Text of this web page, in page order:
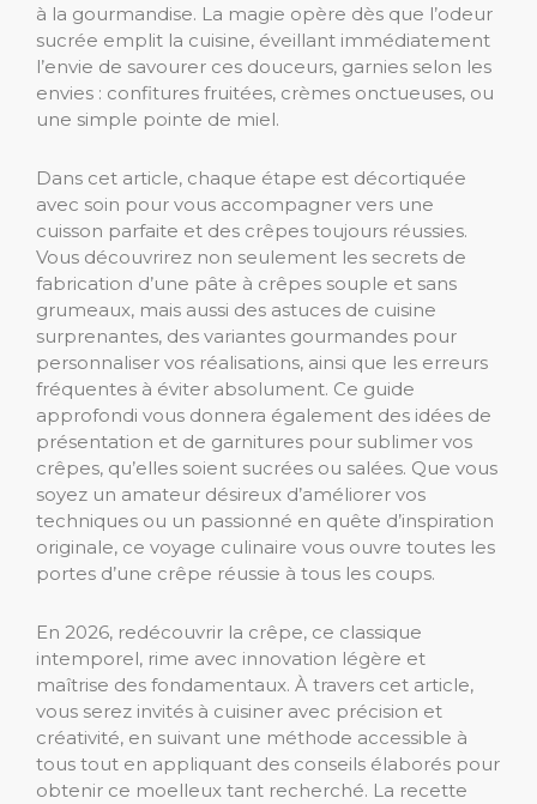
à la gourmandise. La magie opère dès que l’odeur
sucrée emplit la cuisine, éveillant immédiatement
l’envie de savourer ces douceurs, garnies selon les
envies : confitures fruitées, crèmes onctueuses, ou
une simple pointe de miel.
Dans cet article, chaque étape est décortiquée
avec soin pour vous accompagner vers une
cuisson parfaite et des crêpes toujours réussies.
Vous découvrirez non seulement les secrets de
fabrication d’une pâte à crêpes souple et sans
grumeaux, mais aussi des astuces de cuisine
surprenantes, des variantes gourmandes pour
personnaliser vos réalisations, ainsi que les erreurs
fréquentes à éviter absolument. Ce guide
approfondi vous donnera également des idées de
présentation et de garnitures pour sublimer vos
crêpes, qu’elles soient sucrées ou salées. Que vous
soyez un amateur désireux d’améliorer vos
techniques ou un passionné en quête d’inspiration
originale, ce voyage culinaire vous ouvre toutes les
portes d’une crêpe réussie à tous les coups.
En 2026, redécouvrir la crêpe, ce classique
intemporel, rime avec innovation légère et
maîtrise des fondamentaux. À travers cet article,
vous serez invités à cuisiner avec précision et
créativité, en suivant une méthode accessible à
tous tout en appliquant des conseils élaborés pour
obtenir ce moelleux tant recherché. La recette